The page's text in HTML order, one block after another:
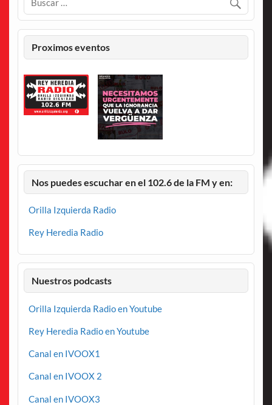
Proximos eventos
Nos puedes escuchar en el 102.6 de la FM y en:
Orilla Izquierda Radio
Rey Heredia Radio
Nuestros podcasts
Orilla Izquierda Radio en Youtube
Rey Heredia Radio en Youtube
Canal en IVOOX1
Canal en IVOOX 2
Canal en IVOOX3